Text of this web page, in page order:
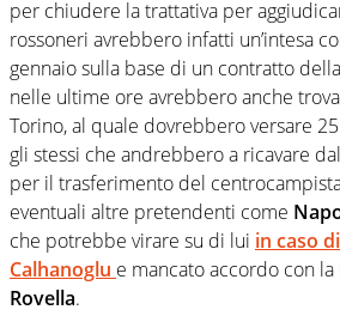
per chiudere la trattativa per
rossoneri avrebbero infatti un’intesa
gennaio sulla base di un contratto
nelle ultime ore avrebbero anche
Torino, al quale dovrebbero versare
gli stessi che andrebbero a ricavare
per il trasferimento del
eventuali altre pretendenti come
che potrebbe virare su di lui in caso
Calhanoglu e mancato accordo con la
Rovella.